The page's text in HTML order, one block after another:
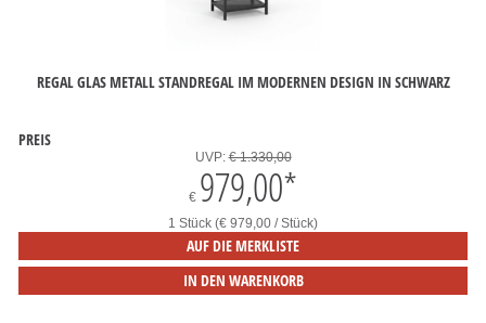
REGAL GLAS METALL STANDREGAL IM MODERNEN DESIGN IN SCHWARZ
PREIS
UVP:€ 1.330,00
€ 979,00*
1 Stück (€ 979,00 / Stück)
AUF DIE MERKLISTE
IN DEN WARENKORB